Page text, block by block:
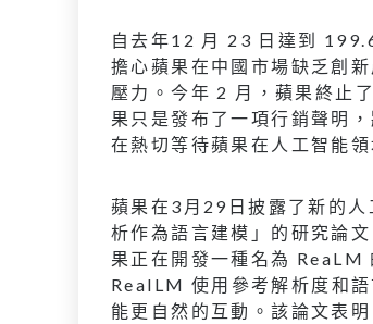
自去年12 月 23 日達到
擔心蘋果在中國市場缺乏創
壓力。今年 2 月，蘋果終止
果只是發布了一項行銷聲明
在熱切等待蘋果在人工智能
蘋果在3月29日披露了新的
析作為語言建模」的研究論文
果正在開發一種名為
RealLM 使用參考解析度和
能更自然的互動。該論文表